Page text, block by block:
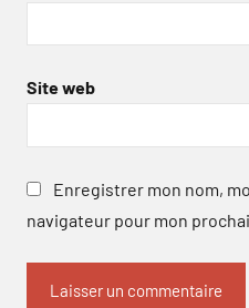
Site web
Enregistrer mon nom,
navigateur pour mon